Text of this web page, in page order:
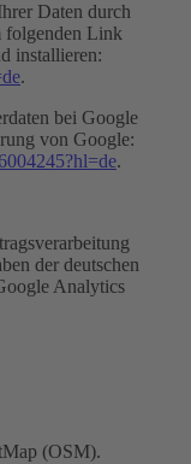
Daten durch
folgenden Link
installieren:
.
bei Google
von Google:
.
der deutschen
Analytics
(OSM).